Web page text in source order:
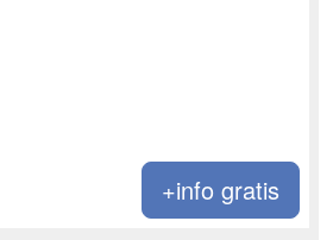
+info gratis